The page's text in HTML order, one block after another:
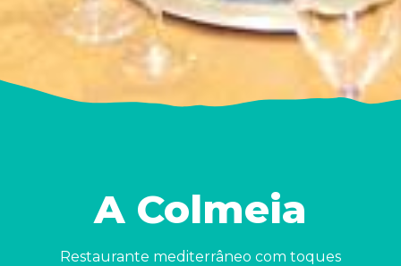
A Colmeia
Restaurante mediterrâneo com toques